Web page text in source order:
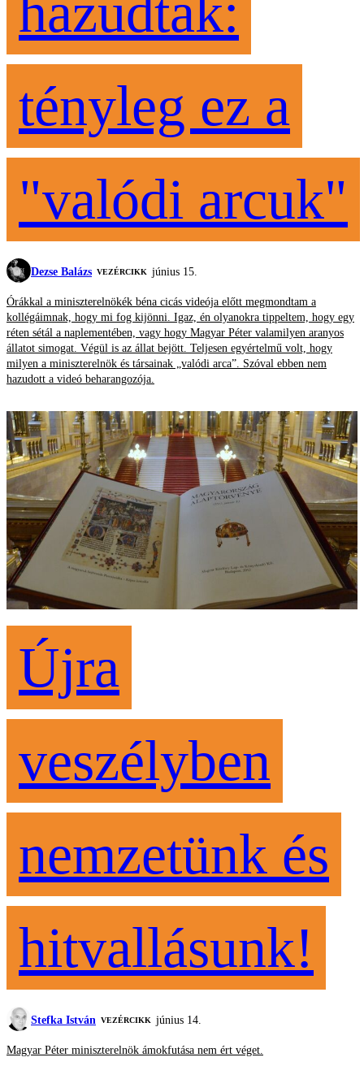
hazudtak:
tényleg ez a
"valódi arcuk"
Dezse Balázs VEZÉRCIKK június 15.
Órákkal a miniszterelnökék béna cicás videója előtt megmondtam a
kollégáimnak, hogy mi fog kijönni. Igaz, én olyanokra tippeltem, hogy egy
réten sétál a naplementében, vagy hogy Magyar Péter valamilyen aranyos
állatot simogat. Végül is az állat bejött. Teljesen egyértelmű volt, hogy
milyen a miniszterelnök és társainak „valódi arca”. Szóval ebben nem
hazudott a videó beharangozója.
Újra
veszélyben
nemzetünk és
hitvallásunk!
Stefka István VEZÉRCIKK június 14.
Magyar Péter miniszterelnök ámokfutása nem ért véget.